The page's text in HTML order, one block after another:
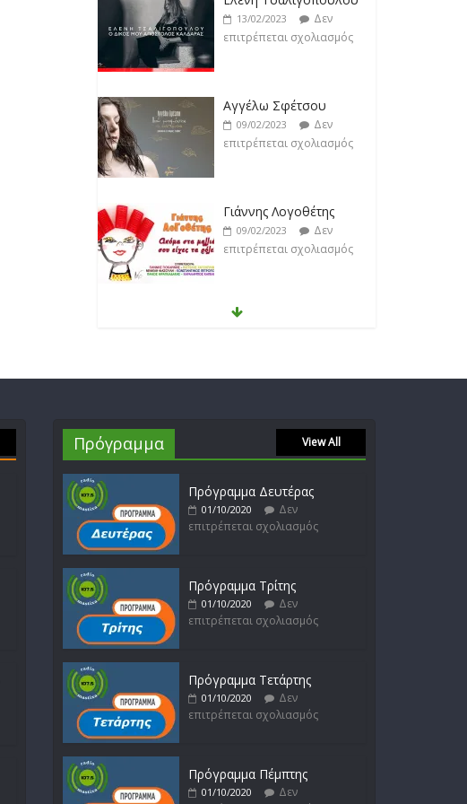
13/02/2023
Δεν
επιτρέπεται σχολιασμός
Αγγέλω Σφέτσου
09/02/2023
Δεν
επιτρέπεται σχολιασμός
Γιάννης Λογοθέτης
09/02/2023
Δεν
επιτρέπεται σχολιασμός
Anemos
Δεν
επιτρέπεται σχολιασμός
Νίκος Ζιώγαλας
επιτρέπεται σχολιασμός
Πρόγραμμα View All
Πρόγραμμα Δευτέρας
01/10/2020
Δεν
επιτρέπεται σχολιασμός
Πρόγραμμα Τρίτης
01/10/2020
Δεν
επιτρέπεται σχολιασμός
Πρόγραμμα Τετάρτης
01/10/2020
Δεν
επιτρέπεται σχολιασμός
Πρόγραμμα Πέμπτης
01/10/2020
Δεν